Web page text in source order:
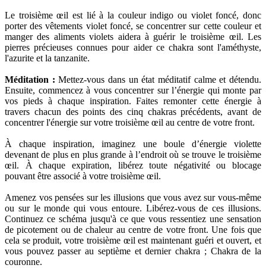
Le troisième œil est lié à la couleur indigo ou violet foncé, donc
porter des vêtements violet foncé, se concentrer sur cette couleur et
manger des aliments violets aidera à guérir le troisième œil. Les
pierres précieuses connues pour aider ce chakra sont l'améthyste,
l'azurite et la tanzanite.
Méditation : Mettez-vous dans un état méditatif calme et détendu.
Ensuite, commencez à vous concentrer sur l’énergie qui monte par
vos pieds à chaque inspiration. Faites remonter cette énergie à
travers chacun des points des cinq chakras précédents, avant de
concentrer l'énergie sur votre troisième œil au centre de votre front.
À chaque inspiration, imaginez une boule d’énergie violette
devenant de plus en plus grande à l’endroit où se trouve le troisième
œil. À chaque expiration, libérez toute négativité ou blocage
pouvant être associé à votre troisième œil.
Amenez vos pensées sur les illusions que vous avez sur vous-même
ou sur le monde qui vous entoure. Libérez-vous de ces illusions.
Continuez ce schéma jusqu'à ce que vous ressentiez une sensation
de picotement ou de chaleur au centre de votre front. Une fois que
cela se produit, votre troisième œil est maintenant guéri et ouvert, et
vous pouvez passer au septième et dernier chakra ; Chakra de la
couronne.